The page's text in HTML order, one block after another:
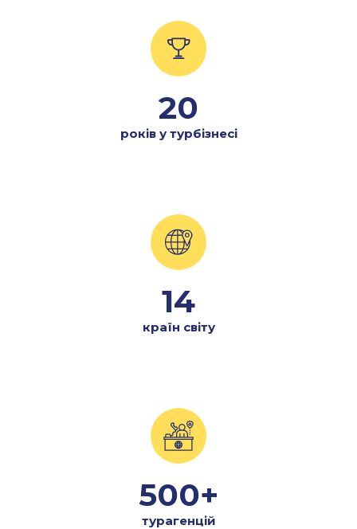
20
років у турбізнесі
14
країн світу
500+
турагенцій